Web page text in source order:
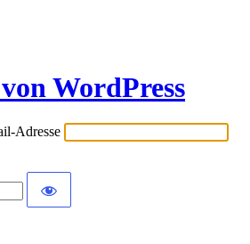
WordPress
Adresse